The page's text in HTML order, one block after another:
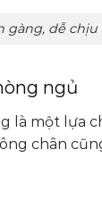
ngủ
một lựa
chân